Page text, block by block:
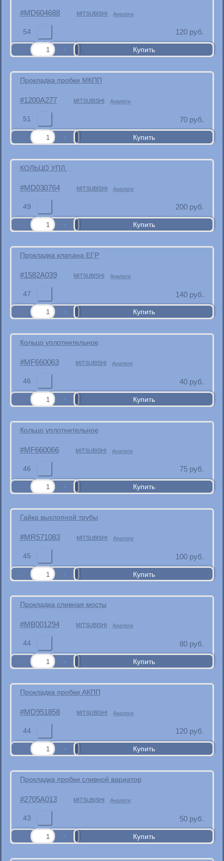
MD604688 MITSUBISHI Аналоги
54 120 руб.
Прокладка пробки МКПП
1200A277 MITSUBISHI Аналоги
51 70 руб.
КОЛЬЦО УПЛ.
MD030764 MITSUBISHI Аналоги
49 200 руб.
Прокладка клапана ЕГР
1582A039 MITSUBISHI Аналоги
47 140 руб.
Кольцо уплотнительное
MF660063 MITSUBISHI Аналоги
46 40 руб.
Кольцо уплотнительное
MF660066 MITSUBISHI Аналоги
46 75 руб.
Гайка выхлопной трубы
MR571083 MITSUBISHI Аналоги
45 100 руб.
Прокладка сливная мосты
MB001294 MITSUBISHI Аналоги
44 80 руб.
Прокладка пробки АКПП
MD951858 MITSUBISHI Аналоги
44 120 руб.
Прокладка пробки сливной вариатор
2705A013 MITSUBISHI Аналоги
43 50 руб.